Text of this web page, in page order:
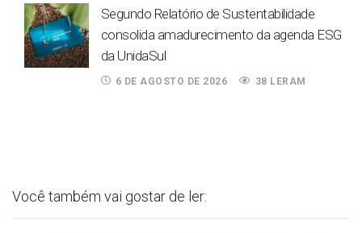
Segundo Relatório de Sustentabilidade
consolida amadurecimento da agenda ESG
da UnidaSul
6 DE AGOSTO DE 2026 38 LERAM
Você também vai gostar de ler: